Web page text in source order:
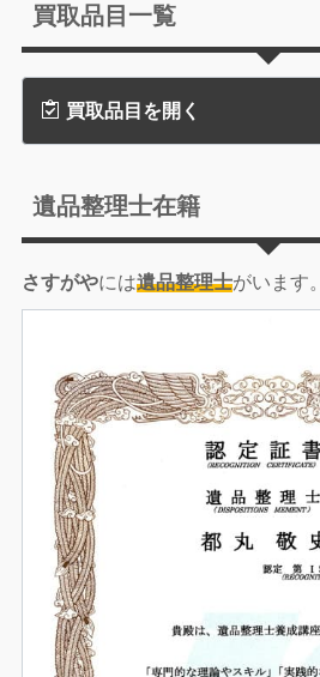
買取品目一覧
買取品目を開く
遺品整理士在籍
さすがやには遺品整理士がいます。